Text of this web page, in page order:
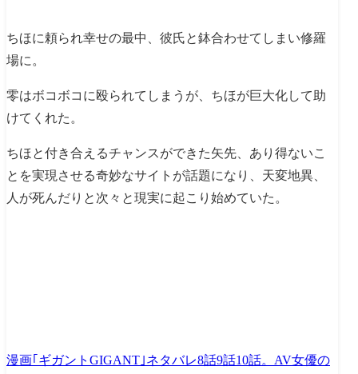
ちほに頼られ幸せの最中、彼氏と鉢合わせてしまい修羅
場に。
零はボコボコに殴られてしまうが、ちほが巨大化して助
けてくれた。
ちほと付き合えるチャンスができた矢先、あり得ないこ
とを実現させる奇妙なサイトが話題になり、天変地異、
人が死んだりと次々と現実に起こり始めていた。
漫画｢ギガントGIGANT｣ネタバレ8話9話10話。AV女優の